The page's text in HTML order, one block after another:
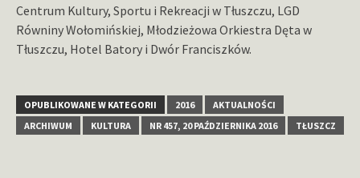
Centrum Kultury, Sportu i Rekreacji w Tłuszczu, LGD
Równiny Wołomińskiej, Młodzieżowa Orkiestra Dęta w
Tłuszczu, Hotel Batory i Dwór Franciszków.
OPUBLIKOWANE W KATEGORII 2016
AKTUALNOŚCI
ARCHIWUM
KULTURA NR 457, 20 PAŹDZIERNIKA 2016 TŁUSZCZ